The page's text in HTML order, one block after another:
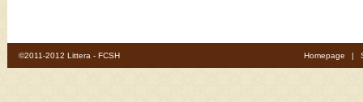
©2011-2012 Littera - FCSH Homepage |